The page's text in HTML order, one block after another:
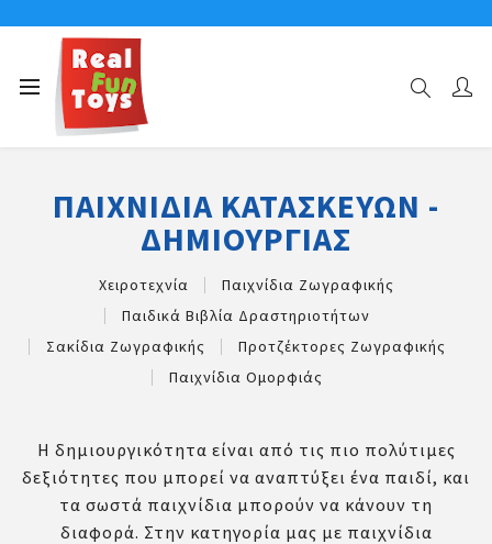
Αρχική σελίδα Παιχνίδια Κατασκευών - Δημιουργίας
ΠΑΙΧΝΊΔΙΑ ΚΑΤΑΣΚΕΥΏΝ -
ΔΗΜΙΟΥΡΓΊΑΣ
Χειροτεχνία
Παιχνίδια Ζωγραφικής
Παιδικά Βιβλία Δραστηριοτήτων
Σακίδια Ζωγραφικής
Προτζέκτορες Ζωγραφικής
Παιχνίδια Ομορφιάς
Η δημιουργικότητα είναι από τις πιο πολύτιμες
δεξιότητες που μπορεί να αναπτύξει ένα παιδί, και
τα σωστά παιχνίδια μπορούν να κάνουν τη
διαφορά. Στην κατηγορία μας με παιχνίδια